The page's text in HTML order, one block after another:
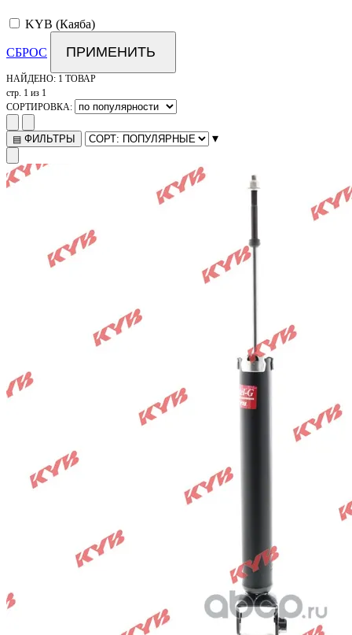
KYB (Каяба)
СБРОС ПРИМЕНИТЬ
НАЙДЕНО: 1 ТОВАР
стр. 1 из 1
СОРТИРОВКА:
▤ ФИЛЬТРЫ ▾